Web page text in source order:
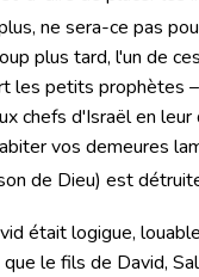
ne sera-ce pas
plus tard, l'un de
les petits prophètes
chefs d'Israël en
vos demeures
de Dieu) est
était logigue,
le fils de David,